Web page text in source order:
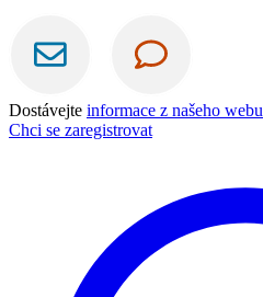
Dostávejte informace z našeho webu
Chci se zaregistrovat